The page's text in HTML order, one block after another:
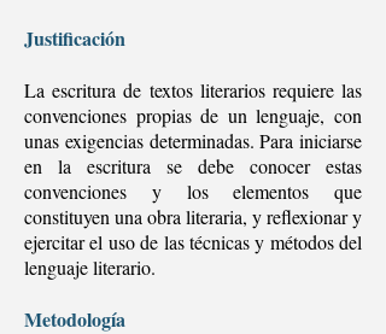
Justificación
La escritura de textos literarios requiere las
convenciones propias de un lenguaje, con
unas exigencias determinadas. Para iniciarse
en la escritura se debe conocer estas
convenciones y los elementos que
constituyen una obra literaria, y reflexionar y
ejercitar el uso de las técnicas y métodos del
lenguaje literario.
Metodología